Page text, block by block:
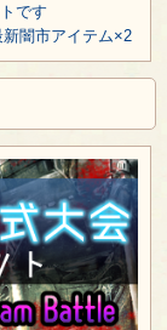
です
闇市アイテム×2